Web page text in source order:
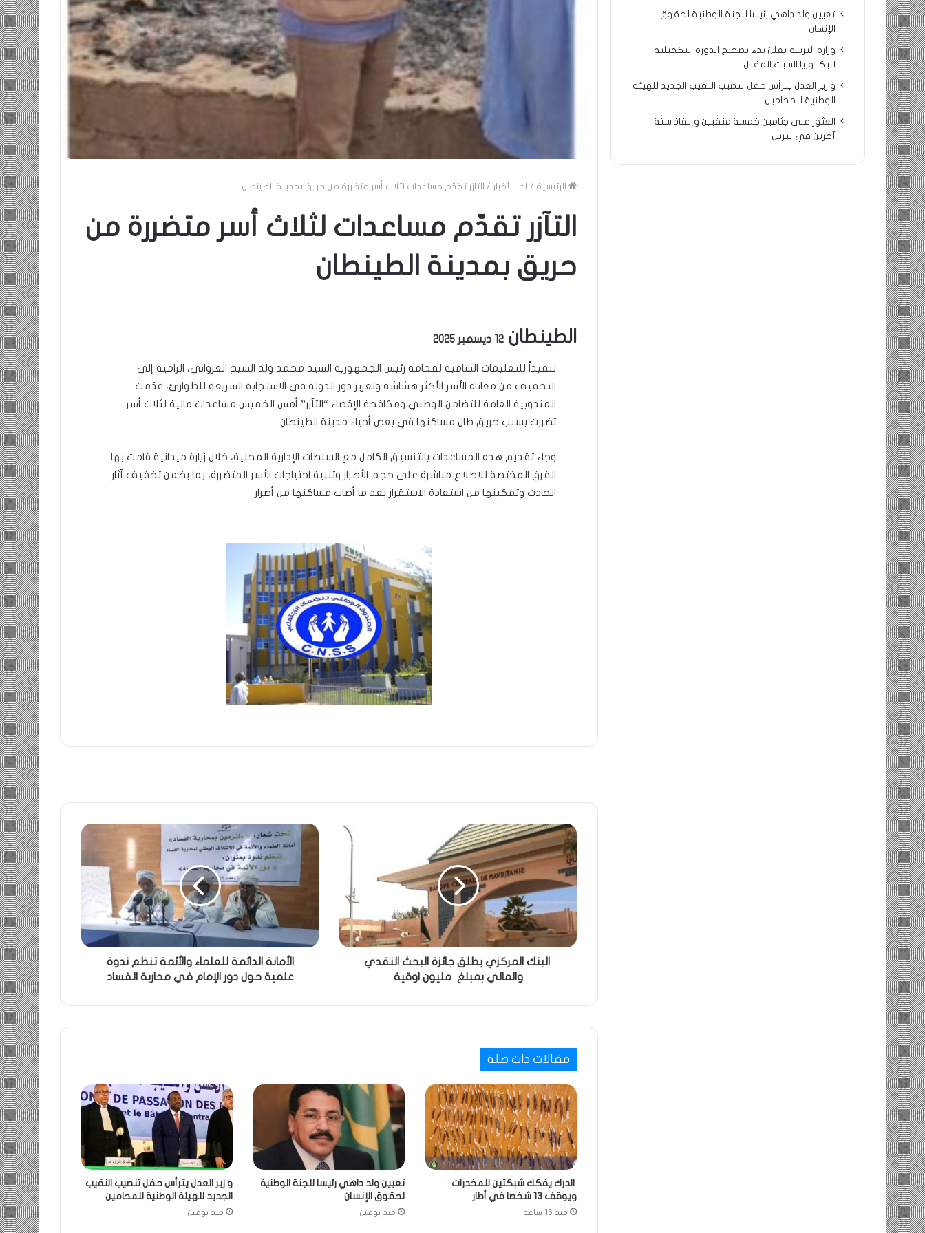
الرئيسية / آخر الأخبار / التآزر تقدّم مساعدات لثلاث أسر متضررة من حريق بمدينة الطينطان
التآزر تقدّم مساعدات لثلاث أسر متضررة من
حريق بمدينة الطينطان
الطينطان 12 ديسمبر 2025
تنفيذاً للتعليمات السامية لفخامة رئيس الجمهورية السيد محمد ولد الشيخ الغزواني، الرامية إلى
التخفيف من معاناة الأسر الأكثر هشاشة وتعزيز دور الدولة في الاستجابة السريعة للطوارئ، قدّمت
المندوبية العامة للتضامن الوطني ومكافحة الإقصاء “التآزر” أمس الخميس مساعدات مالية لثلاث أسر
تضررت بسبب حريق طال مساكنها في بعض أحياء مدينة الطينطان.
وجاء تقديم هذه المساعدات بالتنسيق الكامل مع السلطات الإدارية المحلية، خلال زيارة ميدانية قامت بها
الفرق المختصة للاطلاع مباشرة على حجم الأضرار وتلبية احتياجات الأسر المتضررة، بما يضمن تخفيف آثار
الحادث وتمكينها من استعادة الاستقرار بعد ما أصاب مساكنها من أضرار
البنك المركزي يطلق جائزة البحث النقدي
والمالي بمبلغ مليون اوقية
الأمانة الدائمة للعلماء والأئمة تنظم ندوة
علمية حول دور الإمام في محاربة الفساد
مقالات ذات صلة
الدرك يفكك شبكتين للمخدرات
ويوقف 13 شخصا في أطار
منذ 16 ساعة
تعيين ولد داهي رئيسا للجنة الوطنية
لحقوق الإنسان
منذ يومين
و زير العدل يترأس حفل تنصيب النقيب
الجديد للهيئة الوطنية للمحامين
منذ يومين
تعيين ولد داهي رئيسا للجنة الوطنية لحقوق
الإنسان
وزارة التربية تعلن بدء تصحيح الدورة التكميلية
للبكالوريا السبت المقبل
و زير العدل يترأس حفل تنصيب النقيب الجديد للهيئة
الوطنية للمحامين
العثور على جثامين خمسة منقبين وإنقاذ ستة
آخرين في تيرس